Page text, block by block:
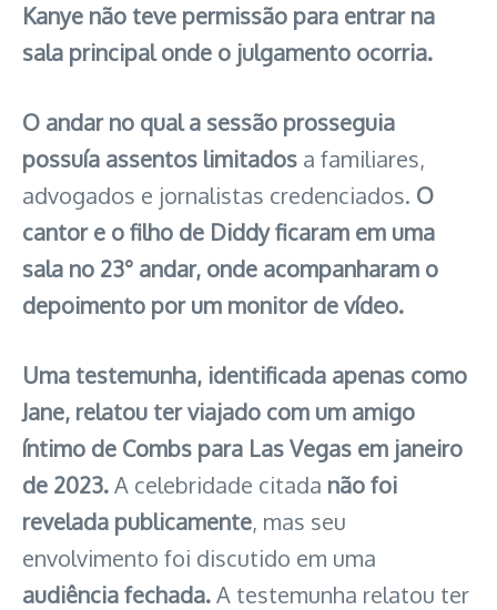
Kanye não teve permissão para entrar na
sala principal onde o julgamento ocorria.
O andar no qual a sessão prosseguia
possuía assentos limitados a familiares,
advogados e jornalistas credenciados. O
cantor e o filho de Diddy ficaram em uma
sala no 23° andar, onde acompanharam o
depoimento por um monitor de vídeo.
Uma testemunha, identificada apenas como
Jane, relatou ter viajado com um amigo
íntimo de Combs para Las Vegas em janeiro
de 2023.A celebridade citada não foi
revelada publicamente, mas seu
envolvimento foi discutido em uma
audiência fechada.A testemunha relatou ter